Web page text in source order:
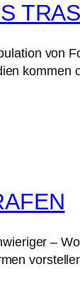
von
kommen
–